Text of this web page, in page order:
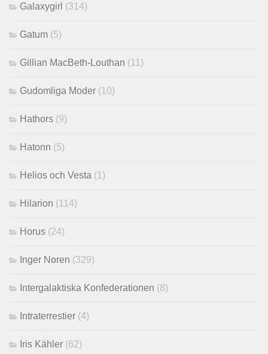
Galaxygirl (314)
Gatum (5)
Gillian MacBeth-Louthan (11)
Gudomliga Moder (10)
Hathors (9)
Hatonn (5)
Helios och Vesta (1)
Hilarion (114)
Horus (24)
Inger Noren (329)
Intergalaktiska Konfederationen (8)
Intraterrestier (4)
Iris Kähler (62)